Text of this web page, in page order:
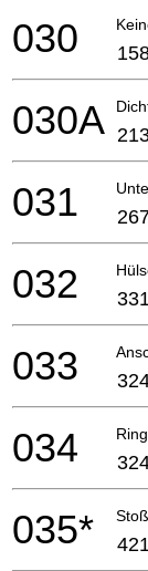
030
030A
031
032
033
034
035*